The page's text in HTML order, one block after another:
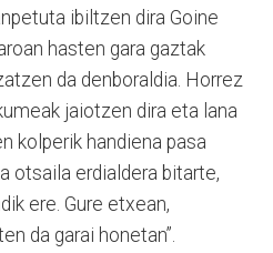
ibiltzen dira Goine
hasten gara gaztak
da denboraldia. Horrez
jaiotzen dira eta lana
kolperik handiena pasa
otsaila erdialdera bitarte,
ere. Gure etxean,
da garai honetan”.